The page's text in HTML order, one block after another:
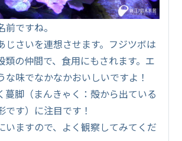
ですね。
じさいを連想させます。フジツボは
類の仲間で、食用にもされます。エ
な味でなかなかおいしいですよ！
蔓脚（まんきゃく：殻から出ている
です）に注目です！
いますので、よく観察してみてくだ